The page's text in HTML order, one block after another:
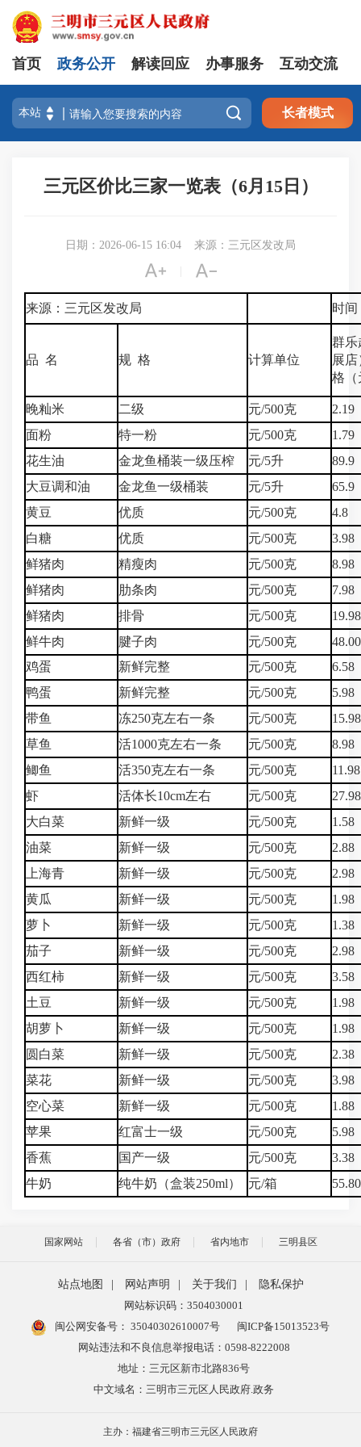
首页 政务公开 解读回应 办事服务 互动交流
 长者模式
三元区价比三家一览表（6月15日）
日期：2026-06-15 16:04 来源：三元区发改局
 
来源：三元区发改局 时间
品 名 规 格 计算单位
群乐
展
格（
晚籼米 二级 元/500克
2.19
面粉
特一粉 元/500克
1.79
花生油
金龙鱼桶装一级压榨 元/5升
89.9
大豆调和油
金龙鱼一级桶装 元/5升
65.9
黄豆
优质 元/500克
4.8
白糖
优质 元/500克
3.98
鲜猪肉
精瘦肉 元/500克
8.98
鲜猪肉
肋条肉 元/500克
7.98
鲜猪肉
排骨 元/500克
19.98
鲜牛肉
腱子肉 元/500克
鸡蛋
新鲜完整 元/500克
6.58
鸭蛋
新鲜完整 元/500克
5.98
带鱼
冻250克左右一条 元/500克
15.98
草鱼
活1000克左右一条 元/500克
8.98
鲫鱼
活350克左右一条 元/500克
11.98
虾
活体长10cm左右 元/500克
大白菜
新鲜一级 元/500克
1.58
油菜
新鲜一级 元/500克
2.88
上海青
新鲜一级 元/500克
2.98
黄瓜
新鲜一级 元/500克
1.98
萝卜
新鲜一级 元/500克
1.38
茄子
新鲜一级 元/500克
2.98
西红柿
新鲜一级 元/500克
3.58
土豆
新鲜一级 元/500克
1.98
胡萝卜
新鲜一级 元/500克
1.98
圆白菜
新鲜一级 元/500克
2.38
菜花
新鲜一级 元/500克
3.98
空心菜
新鲜一级 元/500克
1.88
苹果
红富士一级 元/500克
5.98
香蕉
国产一级 元/500克
3.38
牛奶
纯牛奶（盒装250ml） 元/箱
国家网站 各省（市）政府 省内地市 三明县区
站点地图 网站声明 关于我们
隐私保护
网站标识码：3504030001
闽公网安备号： 35040302610007号
闽ICP备15013523号
网站违法和不良信息举报电话：0598-8222008
地址：三元区新市北路836号
中文域名：三明市三元区人民政府.政务
主办：福建省三明市三元区人民政府